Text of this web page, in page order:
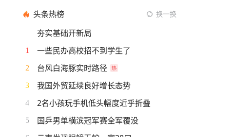
头条热榜 换一换
夯实基础开新局
1 一些民办高校招不到学生了
2 台风白海豚实时路径
3 我国外贸延续良好增长态势
4 2名小孩玩手机低头幅度近乎折叠
5 国乒男单横滨冠军赛全军覆没